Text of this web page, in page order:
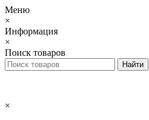
Меню
×
Информация
×
Поиск товаров
×